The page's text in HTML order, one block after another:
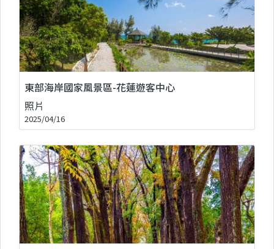
東部海岸國家風景區-花蓮遊客中心
照片
2025/04/16